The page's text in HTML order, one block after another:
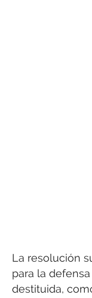
La resolución
para la
destituida,